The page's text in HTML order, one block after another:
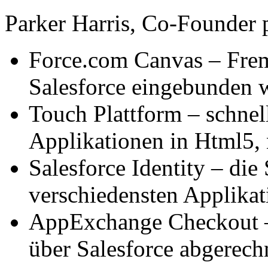
Parker Harris, Co-Founder
Force.com Canvas –
Salesforce eingebunden
Touch Plattform –
Applikationen in Html5,
Salesforce Identity –
verschiedensten
AppExchange
über Salesforce